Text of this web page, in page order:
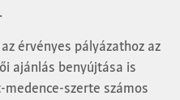
érvényes pályázathoz az
ajánlás benyújtása is
szerte számos